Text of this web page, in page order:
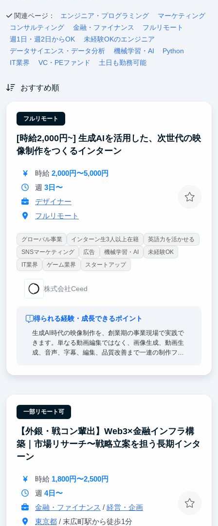
関連ページ： エンジニア・プログラミング
マーケティング
コンサルティング
金融・ファイナンス
フルリモート
週1日・週2日からOK
未経験OKのエンジニア
データサイエンス・データ分析
機械学習・AI
Python
IT業界
VC・PEファンド 土日も勤務可能
おすすめ順
フルリモート
[時給2,000円~] 生成AIを活用した、次世代の映
像制作をつくるインターン
時給 2,000円〜5,000円
週 3日〜
デザイナー
フルリモート
グローバル事業 インターン生3人以上在籍
英語力を活かせる
SNSマーケティング
広告 機械学習・AI
未経験OK
IT業界
ゲーム業界 スタートアップ
株式会社Ceed
得られる経験・成長できるポイント
生成AI時代の映像制作を、創業期の事業現場で実践で
きます。単なる動画編集ではなく、画像生成、動画生
成、音声、字幕、編集、品質改善まで一連の制作フロ
一部リモート可
【外銀・戦コン輩出】Web3×金融インフラ構
築｜市場リサーチ〜戦略立案を担う長期インタ
ーン
時給 1,800円〜2,500円
週 4日〜
金融・ファイナンス / 経営・企画
東京都/ 末広町駅から徒歩1分